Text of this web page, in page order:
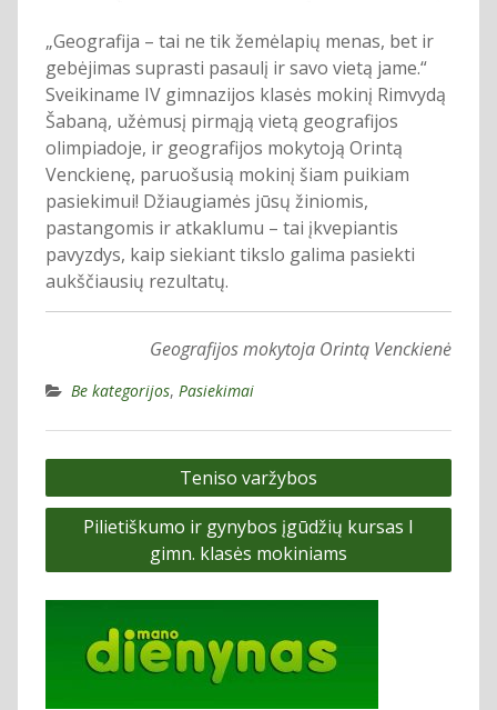
„Geografija – tai ne tik žemėlapių menas, bet ir
gebėjimas suprasti pasaulį ir savo vietą jame.“
Sveikiname IV gimnazijos klasės mokinį Rimvydą
Šabaną, užėmusį pirmąją vietą geografijos
olimpiadoje, ir geografijos mokytoją Orintą
Venckienę, paruošusią mokinį šiam puikiam
pasiekimui! Džiaugiamės jūsų žiniomis,
pastangomis ir atkaklumu – tai įkvepiantis
pavyzdys, kaip siekiant tikslo galima pasiekti
aukščiausių rezultatų.
Geografijos mokytoja Orintą Venckienė
Be kategorijos, Pasiekimai
Navigacija
tarp
įrašų
Teniso varžybos
Pilietiškumo ir gynybos įgūdžių kursas I
gimn. klasės mokiniams